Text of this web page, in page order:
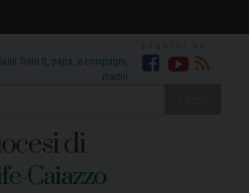
Sisto II, papa, e compagni,
martiri
Facebook
Youtube
RSS
di
Caiazzo